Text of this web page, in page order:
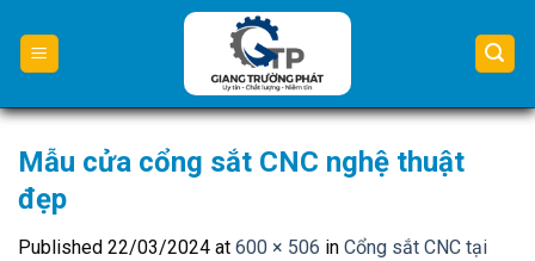
content
Mẫu cửa cổng sắt CNC nghệ thuật
đẹp
Published 22/03/2024 at 600 × 506 in Cổng sắt CNC tại